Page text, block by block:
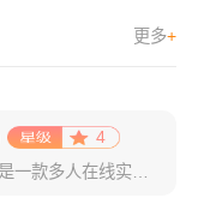
更多+
4